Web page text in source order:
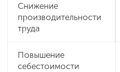
Снижение
производительности
труда
Повышение
себестоимости